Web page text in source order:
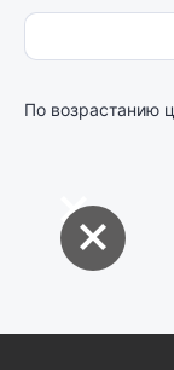
По возрастанию